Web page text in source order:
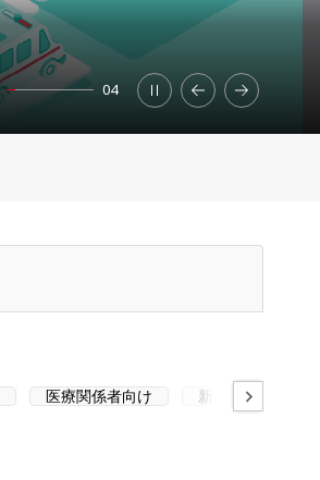
04
医療関係者向け 新技術・新ソリ